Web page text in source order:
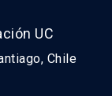
UC
Chile